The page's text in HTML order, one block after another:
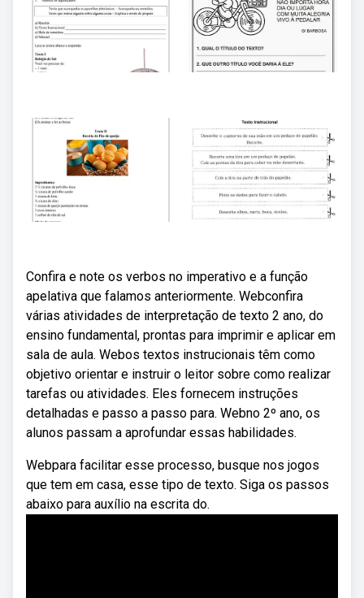
Confira e note os verbos no imperativo e a função
apelativa que falamos anteriormente. Webconfira
várias atividades de interpretação de texto 2 ano, do
ensino fundamental, prontas para imprimir e aplicar em
sala de aula. Webos textos instrucionais têm como
objetivo orientar e instruir o leitor sobre como realizar
tarefas ou atividades. Eles fornecem instruções
detalhadas e passo a passo para. Webno 2º ano, os
alunos passam a aprofundar essas habilidades.
Webpara facilitar esse processo, busque nos jogos
que tem em casa, esse tipo de texto. Siga os passos
abaixo para auxílio na escrita do.